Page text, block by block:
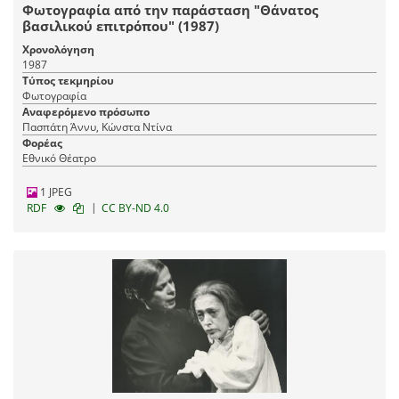
Φωτογραφία από την παράσταση "Θάνατος
βασιλικού επιτρόπου" (1987)
Χρονολόγηση
1987
Τύπος τεκμηρίου
Φωτογραφία
Αναφερόμενο πρόσωπο
Πασπάτη Άννυ, Κώνστα Ντίνα
Φορέας
Εθνικό Θέατρο
1 JPEG
RDF
| CC BY-ND 4.0